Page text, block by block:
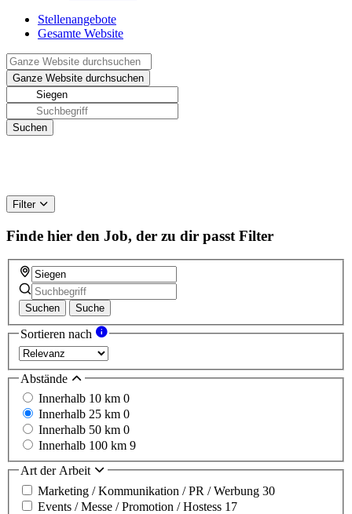
Stellenangebote
Gesamte Website
Filter
Finde hier den Job, der zu dir passt Filter
Suchen Suche
Sortieren nach
Abstände
Innerhalb 10 km 0
Innerhalb 25 km 0
Innerhalb 50 km 0
Innerhalb 100 km 9
Art der Arbeit
Marketing / Kommunikation / PR / Werbung 30
Events / Messe / Promotion / Hostess 17